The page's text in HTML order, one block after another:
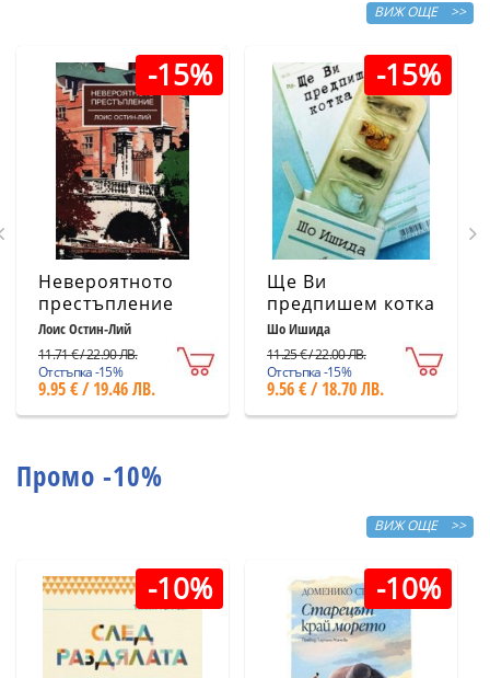
ВИЖ ОЩЕ >>
-15%
Невероятното
престъпление
Лоис Остин-Лий
11.71 € / 22.90 ЛВ.
Отстъпка -15%
9.95 € / 19.46 ЛВ.
-15%
Ще Ви
предпишем котка
Шо Ишида
11.25 € / 22.00 ЛВ.
Отстъпка -15%
9.56 € / 18.70 ЛВ.
Промо -10%
ВИЖ ОЩЕ >>
-10% -10%